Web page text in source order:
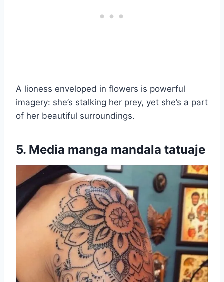
A lioness enveloped in flowers is powerful
imagery: she’s stalking her prey, yet she’s a part
of her beautiful surroundings.
5. Media manga mandala tatuaje